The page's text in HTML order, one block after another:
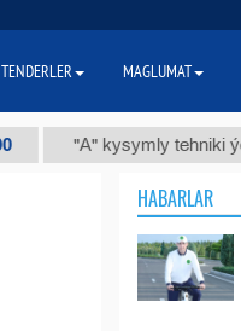
"А" kysymly tehniki ýody (t.)
HABARLAR
TENDERLER MAGLUMAT